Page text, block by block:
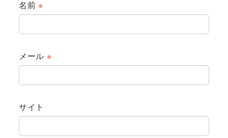
名前※
メール ※
サイト